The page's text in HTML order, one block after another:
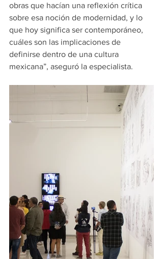
obras que hacían una reflexión crítica
sobre esa noción de modernidad, y lo
que hoy significa ser contemporáneo,
cuáles son las implicaciones de
definirse dentro de una cultura
mexicana”, aseguró la especialista.